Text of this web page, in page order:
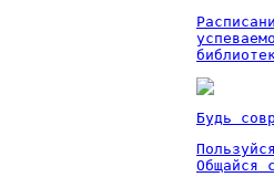
Будь
Общайся